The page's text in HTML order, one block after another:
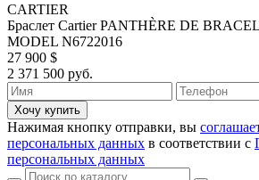
CARTIER
Браслет Cartier PANTHÈRE DE
MODEL N6722016
27 900 $
2 371 500 руб.
Хочу купить
Нажимая кнопку отправки, вы
персональных данных в соответствии с
персональных данных